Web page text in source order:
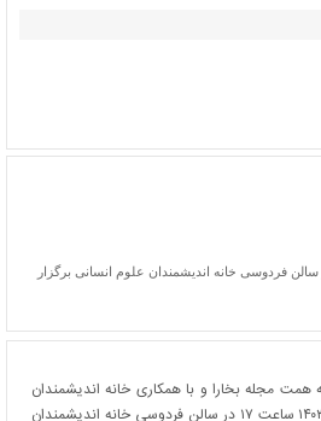
روز یکشنبه ۲ دی در سالن فردوسی خانه اندیشمندان علوم انسانی برگزار
مجله بخارا و با همکاری خانه اندیشمندان
علوم انسانی، روز یکشنبه ۲ دی ۱۴۰۳ ساعت ۱۷ در سالن فردوسی خانه اندیشمندان